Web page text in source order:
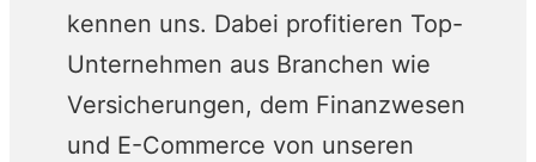
kennen uns. Dabei profitieren Top-
Unternehmen aus Branchen wie
Versicherungen, dem Finanzwesen
und E-Commerce von unseren